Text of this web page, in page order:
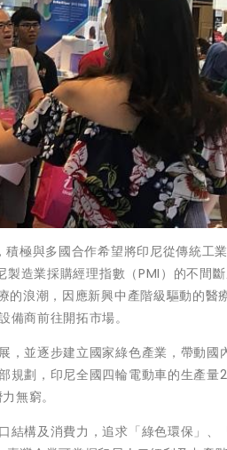
極與多國合作希望將印尼從傳統工
造業採購經理指數（PMI）的不間
浪潮，因應新興中產階級驅動的醫
商前往開拓市場。
，並逐步建立國家綠色產業，帶動國
規劃，印尼全國四輪電動車的生產量
無窮。
結構及消費力，追求「綠色環保」、